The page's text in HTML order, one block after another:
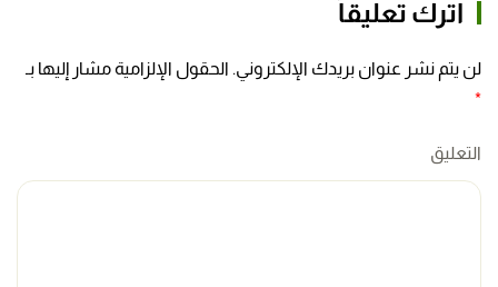
اترك تعليقاً
لن يتم نشر عنوان بريدك الإلكتروني. الحقول الإلزامية مشار إليها بـ
*
التعليق